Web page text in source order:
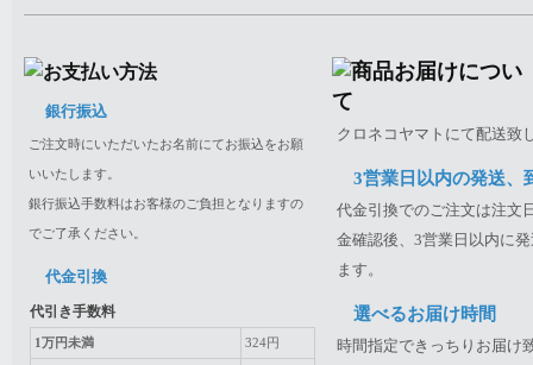
銀行振込
ご注文時にいただいたお名前にてお振込をお願
いいたします。
銀行振込手数料はお客様のご負担となりますの
でご了承ください。
代金引換
代引き手数料
1万円未満 324円
クロネコヤマトにて配送致
3営業日以内の発送、
代金引換でのご注文は注文
金確認後、3営業日以内に
ます。
選べるお届け時間
時間指定できっちりお届け